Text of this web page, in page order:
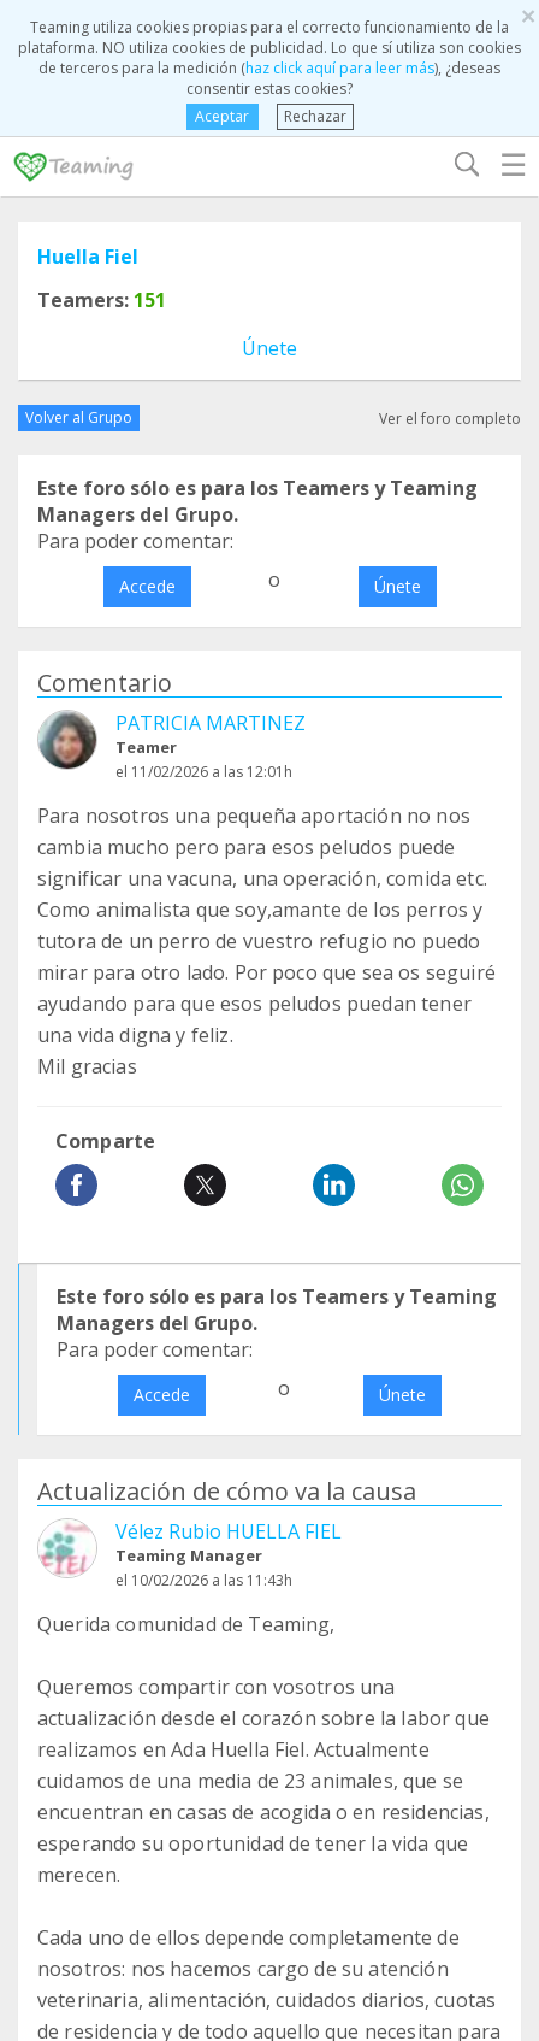
×
Teaming utiliza cookies propias para el correcto funcionamiento de la
plataforma. NO utiliza cookies de publicidad. Lo que sí utiliza son cookies
de terceros para la medición (haz click aquí para leer más), ¿deseas
consentir estas cookies?
Aceptar
Rechazar
☰
Huella Fiel
Teamers: 151
Únete
Volver al Grupo Ver el foro completo
Este foro sólo es para los Teamers y Teaming
Managers del Grupo.
Para poder comentar:
Accede o Únete
Comentario
PATRICIA MARTINEZ
Teamer
el 11/02/2026 a las 12:01h
Para nosotros una pequeña aportación no nos
cambia mucho pero para esos peludos puede
significar una vacuna, una operación, comida etc.
Como animalista que soy,amante de los perros y
tutora de un perro de vuestro refugio no puedo
mirar para otro lado. Por poco que sea os seguiré
ayudando para que esos peludos puedan tener
una vida digna y feliz.
Mil gracias
Comparte
Este foro sólo es para los Teamers y Teaming
Managers del Grupo.
Para poder comentar:
Accede o Únete
Actualización de cómo va la causa
Vélez Rubio HUELLA FIEL
Teaming Manager
el 10/02/2026 a las 11:43h
Querida comunidad de Teaming,
Queremos compartir con vosotros una
actualización desde el corazón sobre la labor que
realizamos en Ada Huella Fiel. Actualmente
cuidamos de una media de 23 animales, que se
encuentran en casas de acogida o en residencias,
esperando su oportunidad de tener la vida que
merecen.
Cada uno de ellos depende completamente de
nosotros: nos hacemos cargo de su atención
veterinaria, alimentación, cuidados diarios, cuotas
de residencia y de todo aquello que necesitan para